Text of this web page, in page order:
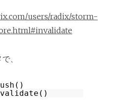
users/radix/storm-
、